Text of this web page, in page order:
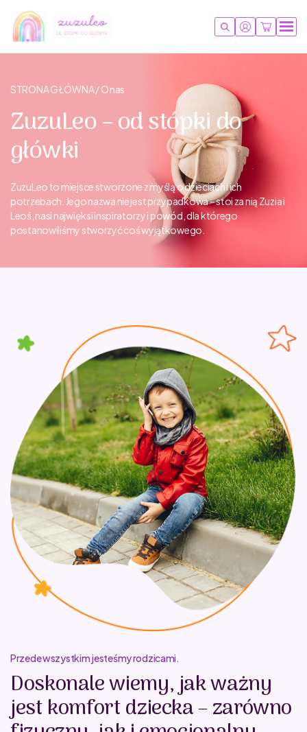
STRONA GŁÓWNA / O nas
ZuzuLeo – od stópki do
główki
ZuzuLeo to miejsce stworzone z myślą o dzieciach i ich
potrzebach. Jego nazwa nie jest przypadkowa – stoi za nią Zuzia i
Leoś, nasi najwięksi inspiratorzy i powód, dla którego
postanowiliśmy stworzyć coś wyjątkowego.
Przede wszystkim jesteśmy rodzicami.
Doskonale wiemy, jak ważny
jest komfort dziecka – zarówno